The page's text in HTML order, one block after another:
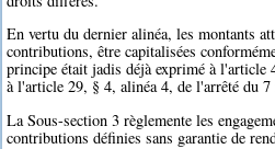
En vertu du dernier alinéa, les montants
contributions, être capitalisées
principe était jadis déjà exprimé à l'article
à l'article 29, § 4, alinéa 4, de l'arrêté du 7
La Sous-section 3 règlemente les
contributions définies sans garantie de